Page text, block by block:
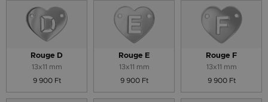
Rouge D
13x11 mm
9 900 Ft
Rouge E
13x11 mm
9 900 Ft
Rouge F
13x11 mm
9 900 Ft